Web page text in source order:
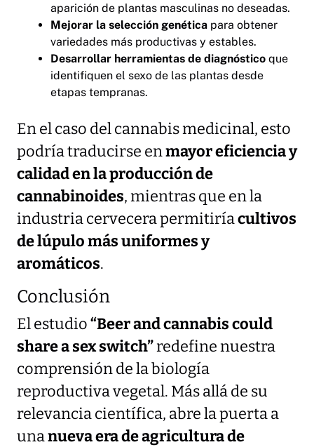
aparición de plantas masculinas no deseadas.
Mejorar la selección genética para obtener
variedades más productivas y estables.
Desarrollar herramientas de diagnóstico que
identifiquen el sexo de las plantas desde
etapas tempranas.
En el caso del cannabis medicinal, esto
podría traducirse enmayor eficiencia y
calidad en la producción de
cannabinoides, mientras que en la
industria cervecera permitiríacultivos
de lúpulo más uniformes y
aromáticos.
Conclusión
El estudio“Beer and cannabis could
share a sex switch”redefine nuestra
comprensión de la biología
reproductiva vegetal. Más allá de su
relevancia científica, abre la puerta a
unanueva era de agricultura de